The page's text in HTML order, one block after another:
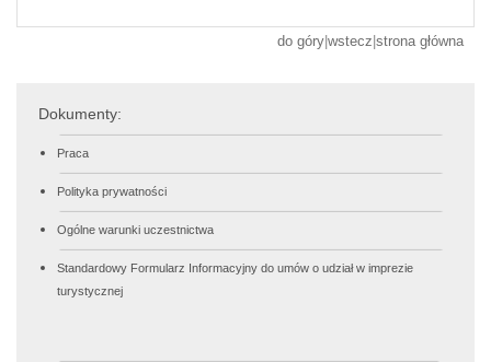
do góry wstecz strona główna
Dokumenty:
Praca
Polityka prywatności
Ogólne warunki uczestnictwa
Standardowy Formularz Informacyjny do umów o udział w imprezie
turystycznej